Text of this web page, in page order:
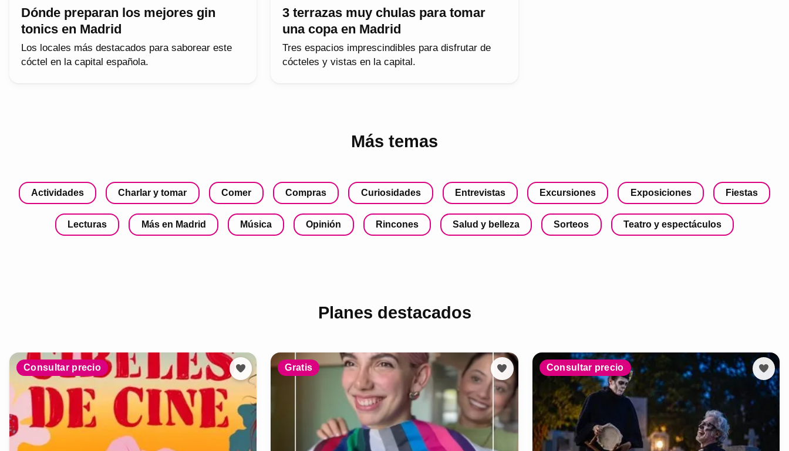
Dónde preparan los mejores gin
tonics en Madrid
Los locales más destacados para saborear este
cóctel en la capital española.
3 terrazas muy chulas para tomar
una copa en Madrid
Tres espacios imprescindibles para disfrutar de
cócteles y vistas en la capital.
Más temas
Actividades Charlar y tomar Comer Compras Curiosidades Entrevistas Excursiones Exposiciones Fiestas
Lecturas Más en Madrid Música Opinión Rincones Salud y belleza Sorteos Teatro y espectáculos
Planes destacados
Consultar precio Gratis Consultar precio